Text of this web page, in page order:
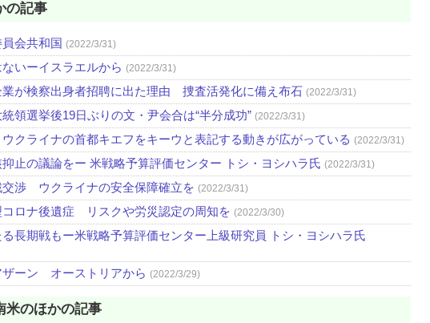
の記事
員会共和国 (2022/3/31)
いーイスラエルから (2022/3/31)
業が検察出身者招聘に出た理由 捜査活発化に備え布石 (2022/3/31)
統領選挙後19日ぶりの文・尹会合は“半分成功” (2022/3/31)
ウクライナの首都キエフをキーウと表記する動きが広がっている (2022/3/31)
止の議論をー 米戦略予算評価センター トシ・ヨシハラ氏 (2022/3/31)
交渉 ウクライナの安全保障確立を (2022/3/31)
コロナ後遺症 リスクや労災認定の周知を (2022/3/30)
長期戦もー米戦略予算評価センター上級研究員 トシ・ヨシハラ氏
ザーン オーストリアから (2022/3/29)
米のほかの記事